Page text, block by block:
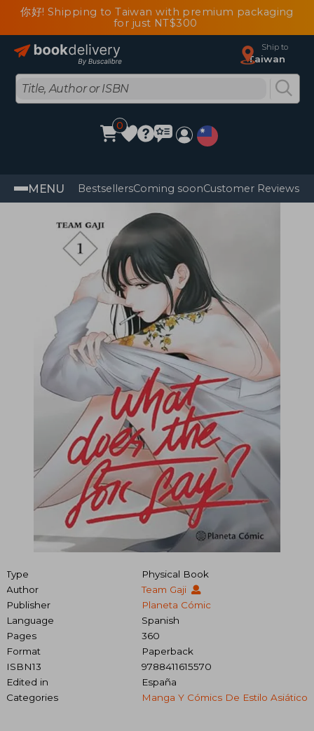
你好! Shipping to Taiwan with premium packaging
for just NT$300
Ship to
Taiwan
0
MENU BestsellersComing soonCustomer Reviews
Type
Physical Book
Author
Team Gaji
Publisher
Planeta Cómic
Language
Spanish
Pages
360
Format
Paperback
ISBN13
9788411615570
Edited in
España
Categories
Manga Y Cómics De Estilo Asiático